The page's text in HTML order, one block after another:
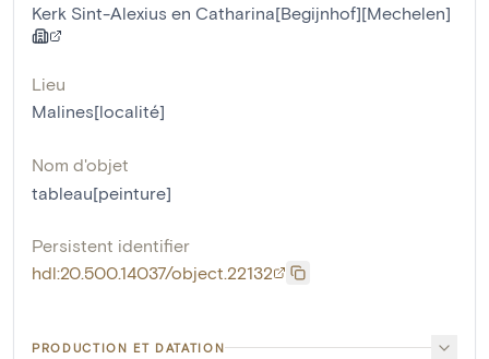
Kerk Sint-Alexius en Catharina[Begijnhof][Mechelen]
Lieu
Malines[localité]
Nom d'objet
tableau[peinture]
Persistent identifier
hdl:20.500.14037/object.22132
PRODUCTION ET DATATION